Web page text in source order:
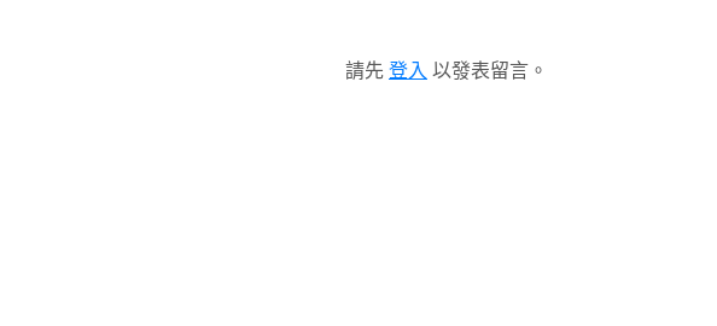
請先 登入 以發表留言。